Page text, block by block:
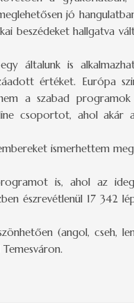
jó
beszédeket hallgatva
általunk is
értéket. Európa
a szabad
csoportot, ahol akár
ismerhettem
is, ahol az
észrevétlenül 17 342
(angol, cseh,